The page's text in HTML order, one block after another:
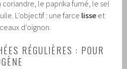
le paprika fumé, le sel
L’objectif : une farce lisse et
d’oignon.
RÉGULIÈRES : POUR